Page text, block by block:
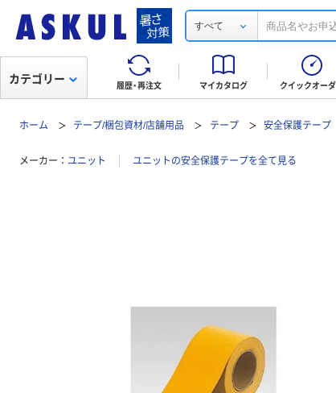
すべて
履歴・再注文 マイカタログ クイックオー
カテゴリー
ホーム テープ/梱包資材/店舗用品 テープ 安全保護テープ
メーカー ユニット ユニットの安全保護テープを全て見る